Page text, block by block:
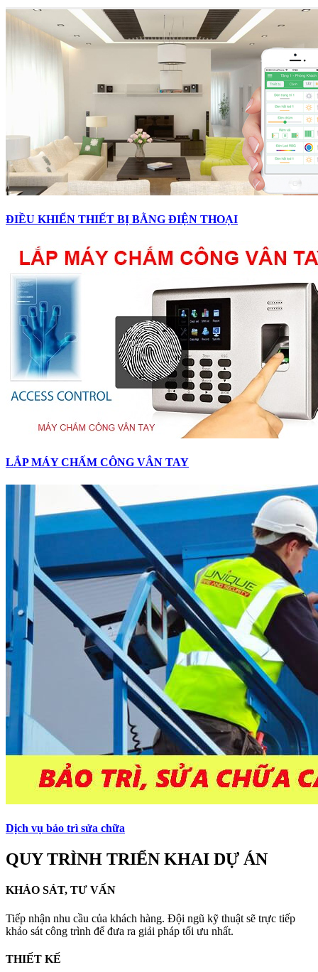
ĐIỀU KHIỂN THIẾT BỊ BẰNG ĐIỆN THOẠI
LẮP MÁY CHẤM CÔNG VÂN TAY
Dịch vụ bảo trì sửa chữa
QUY TRÌNH TRIỂN KHAI DỰ ÁN
KHẢO SÁT, TƯ VẤN
Tiếp nhận nhu cầu của khách hàng. Đội ngũ kỹ thuật sẽ trực tiếp
khảo sát công trình để đưa ra giải pháp tối ưu nhất.
THIẾT KẾ